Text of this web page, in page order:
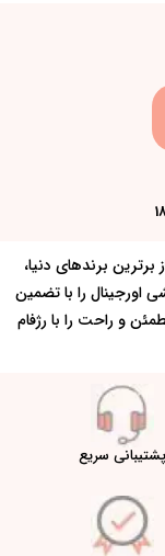
برندهای دنیا،
اورجینال را با تضمین
و راحت را با رژفام
پشتیبانی سریع